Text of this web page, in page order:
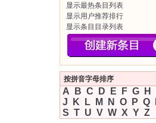
显示最热条目列表
显示用户推荐排行
显示条目目录列表
按拼音字母排序
A B C D E F G H
J
K L M N O P Q
S T U V W X Y Z